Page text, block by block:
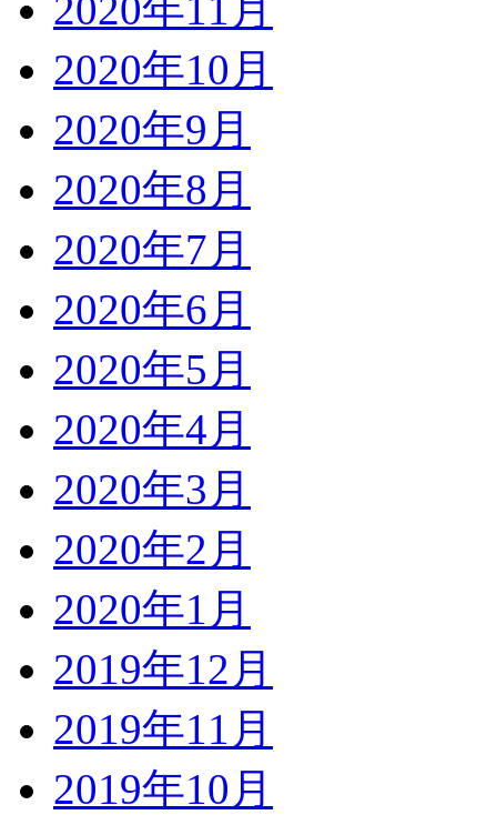
2020年11月
2020年10月
2020年9月
2020年8月
2020年7月
2020年6月
2020年5月
2020年4月
2020年3月
2020年2月
2020年1月
2019年12月
2019年11月
2019年10月